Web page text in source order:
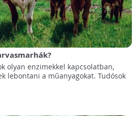
olyan enzimekkel kapcsolatban,
lebontani a műanyagokat. Tudósok